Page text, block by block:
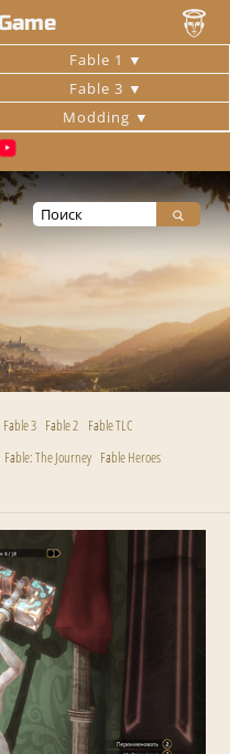
Fable 1
Fable 3
Modding
Fable 3 Fable 2 Fable TLC
Fable: The Journey Fable Heroes